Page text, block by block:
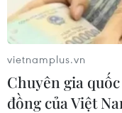
#chính sách kiểm sát
Theo dõi VietnamPlus
vietnamplus.vn
Chuyên gia
đồng của Việt